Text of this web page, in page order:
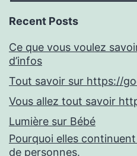
Recent Posts
Ce que vous voulez
d’infos
Tout savoir sur https://
Vous allez tout savoir
Lumière sur Bébé
Pourquoi elles
de personnes.